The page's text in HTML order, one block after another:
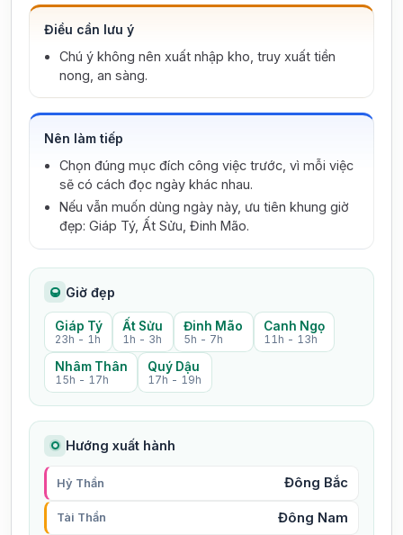
Điều cần lưu ý
Chú ý không nên xuất nhập kho, truy xuất tiền
nong, an sàng.
Nên làm tiếp
Chọn đúng mục đích công việc trước, vì mỗi việc
sẽ có cách đọc ngày khác nhau.
Nếu vẫn muốn dùng ngày này, ưu tiên khung giờ
đẹp: Giáp Tý, Ất Sửu, Đinh Mão.
Giờ đẹp
Giáp Tý
23h - 1h
Ất Sửu
1h - 3h
Đinh Mão
5h - 7h
Canh Ngọ
11h - 13h
Nhâm Thân
15h - 17h
Quý Dậu
17h - 19h
Hướng xuất hành
Hỷ Thần Đông Bắc
Tài Thần Đông Nam